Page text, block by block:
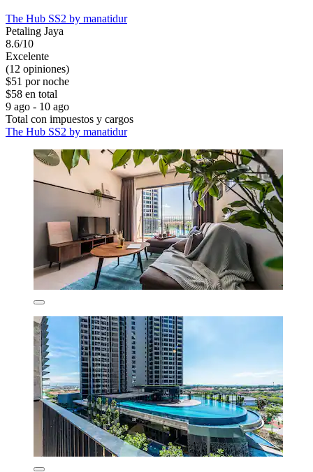
The Hub SS2 by manatidur
Petaling Jaya
8.6/10
Excelente
(12 opiniones)
$51 por noche
$58 en total
9 ago - 10 ago
Total con impuestos y cargos
The Hub SS2 by manatidur